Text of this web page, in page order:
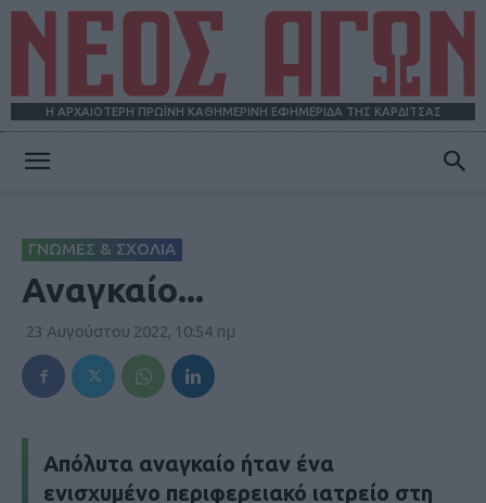
Η ΑΡΧΑΙΟΤΕΡΗ ΠΡΩΪΝΗ ΚΑΘΗΜΕΡΙΝΗ ΕΦΗΜΕΡΙΔΑ ΤΗΣ ΚΑΡΔΙΤΣΑΣ
ΓΝΩΜΕΣ & ΣΧΟΛΙΑ
Αναγκαίο...
23 Αυγούστου 2022, 10:54 πμ
Απόλυτα αναγκαίο ήταν ένα
ενισχυμένο περιφερειακό ιατρείο στη